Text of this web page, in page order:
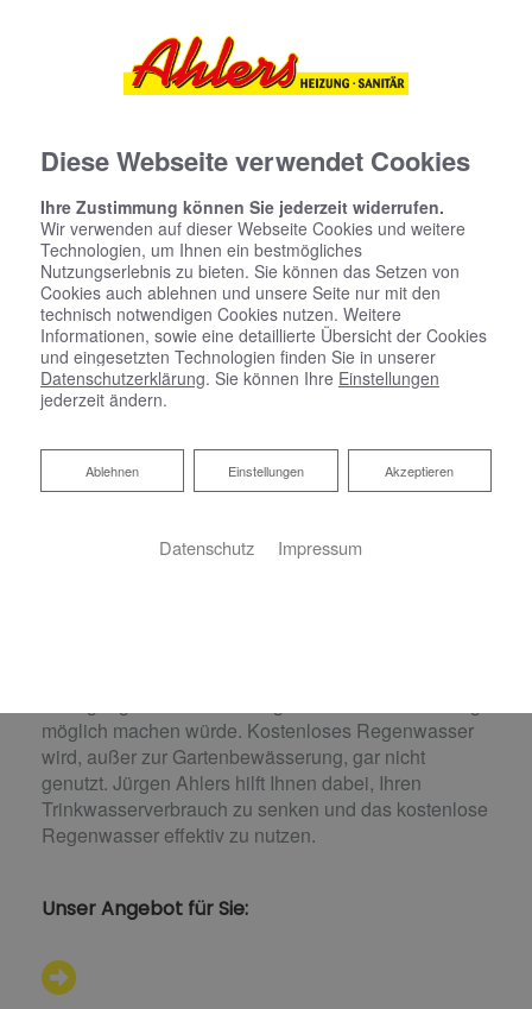
Regen- und
möglich machen würde. Kostenloses Regenwasser
wird, außer zur Gartenbewässerung, gar nicht
genutzt. Jürgen Ahlers hilft Ihnen dabei, Ihren
Trinkwasserverbrauch zu senken und das kostenlose
Regenwasser effektiv zu nutzen.
Unser Angebot für Sie:
Diese Webseite verwendet Cookies
Ihre Zustimmung können Sie jederzeit widerrufen.
Wir verwenden auf dieser Webseite Cookies und weitere
Technologien, um Ihnen ein bestmögliches
Nutzungserlebnis zu bieten. Sie können das Setzen von
Cookies auch ablehnen und unsere Seite nur mit den
technisch notwendigen Cookies nutzen. Weitere
Informationen, sowie eine detaillierte Übersicht der Cookies
und eingesetzten Technologien finden Sie in unserer
Datenschutzerklärung. Sie können Ihre Einstellungen
jederzeit ändern.
Akzeptieren
Einstellungen
Ablehnen
Ablehnen
Datenschutz Impressum